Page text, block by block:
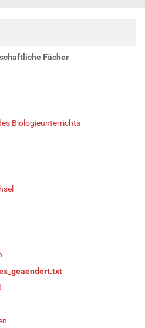
Fächer
Biologieunterrichts